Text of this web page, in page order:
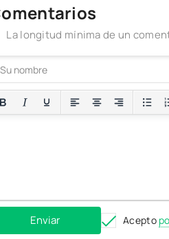
La longitud mínima de un
Enviar Acepto